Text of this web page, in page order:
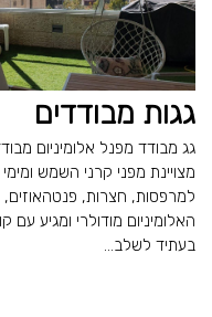
גגות מבודדים
גג מבודד מפנל אלומיניום
מצויינת מפני קרני השמש
למרפסות, חצרות,
האלומיניום מודולרי ומגיע
בעתיד לשלב...